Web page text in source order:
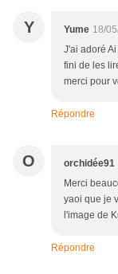
Y Yume 18/
J'ai adoré
fini de les
merci pour
Répondre
O orchidée91
Merci
yaoi que je
l'image de
Répondre